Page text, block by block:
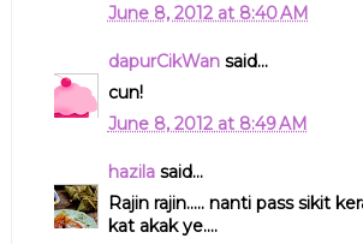
June 8, 2012 at 8:40 AM
dapurCikWansaid...
cun!
June 8, 2012 at 8:49 AM
hazilasaid...
Rajin rajin..... nanti pass sikit
kat akak ye....